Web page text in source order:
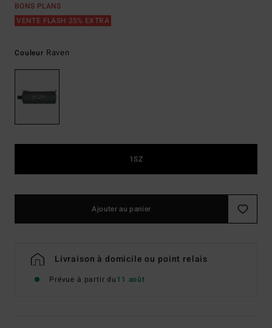
BONS PLANS
VENTE FLASH 25% EXTRA
Couleur Raven
1SZ
Ajouter au panier
Livraison à domicile ou point relais
Prévue à partir du11 août